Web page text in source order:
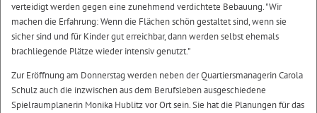
verteidigt werden gegen eine zunehmend verdichtete Bebauung. "Wir
machen die Erfahrung: Wenn die Flächen schön gestaltet sind, wenn sie
sicher sind und für Kinder gut erreichbar, dann werden selbst ehemals
brachliegende Plätze wieder intensiv genutzt."
Zur Eröffnung am Donnerstag werden neben der Quartiersmanagerin Carola
Schulz auch die inzwischen aus dem Berufsleben ausgeschiedene
Spielraumplanerin Monika Hublitz vor Ort sein. Sie hat die Planungen für das